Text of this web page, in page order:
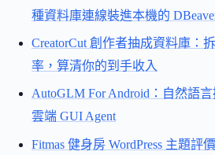
種資料庫連線裝進本機的
CreatorCut 創作者抽成資料庫：
率，算清你的到手收入
AutoGLM For Android：自然語
雲端 GUI Agent
Fitmas 健身房 WordPress 主題評